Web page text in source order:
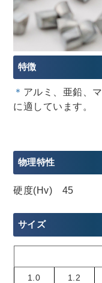
特徴
＊ アルミ、亜鉛、
に適しています。
物理特性
硬度(Hv) 45
サイズ
1.0 1.2